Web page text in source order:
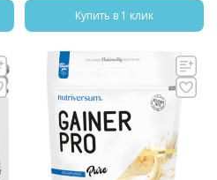
Купить в 1 клик